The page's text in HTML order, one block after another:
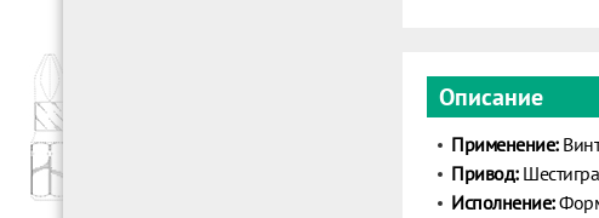
Описание
Применение:
Привод:
Исполнение: